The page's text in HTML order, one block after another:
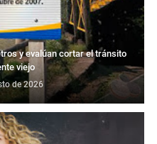
y evalúan cortar el tránsito
viejo
de 2026